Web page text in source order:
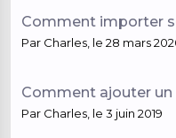
Comment importer
Par Charles le 28 mars
Comment ajouter un
Par Charles le 3 juin 2019